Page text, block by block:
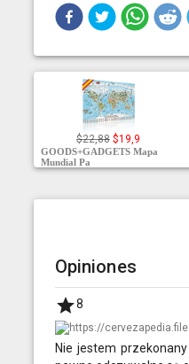
$22,88 $19,9
GOODS+GADGETS Mapa
Mundial Pa
Opiniones
8
Nie jestem